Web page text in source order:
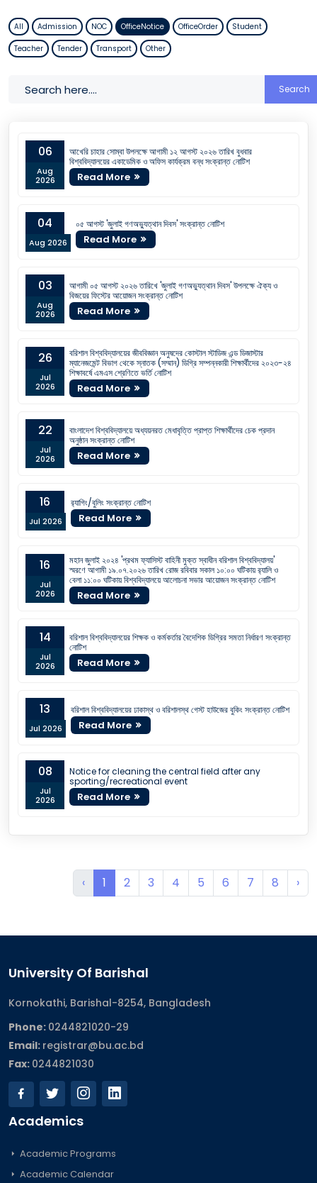
All Admission NOC OfficeNotice OfficeOrder Student
Teacher Tender Transport Other
Search
06
Aug
2026
আখেরি চাহার সোম্বা উপলক্ষে আগামী ১২ আগস্ট ২০২৬ তারিখ বুধবার
বিশ্ববিদ্যালয়ের একাডেমিক ও অফিস কার্যক্রম বন্ধ সংক্রান্ত নোটিশ
Read More
04
Aug 2026
০৫ আগস্ট 'জুলাই গণঅভ্যুত্থান দিবস' সংক্রান্ত নোটিশ
Read More
03
Aug
2026
আগামী ০৫ আগস্ট ২০২৬ তারিখে 'জুলাই গণঅভ্যুত্থান দিবস' উপলক্ষে ঐক্য ও
বিজয়ের ফিস্টের আয়োজন সংক্রান্ত নোটিশ
Read More
26
Jul
2026
বরিশাল বিশ্ববিদ্যালয়ের জীববিজ্ঞান অনুষদের কোস্টাল স্টাডিজ এন্ড ডিজাস্টার
ম্যানেজমেন্ট বিভাগ থেকে স্নাতক (সম্মান) ডিগ্রি সম্পন্নকারী শিক্ষার্থীদের ২০২৩-২৪
শিক্ষাবর্ষে এমএস শ্রেণিতে ভর্তি নোটিশ
Read More
22
Jul
2026
বাংলাদেশ বিশ্ববিদ্যালয়ে অধ্যয়নরত মেধাবৃত্তি প্রাপ্ত শিক্ষার্থীদের চেক প্রদান
অনুষ্ঠান সংক্রান্ত নোটিশ
Read More
16
Jul 2026
র‍্যাগিং/বুলিং সংক্রান্ত নোটিশ
Read More
16
Jul
2026
মহান জুলাই ২০২৪ 'প্রথম ফ্যাসিস্ট বাহিনী মুক্ত স্বাধীন বরিশাল বিশ্ববিদ্যালয়'
স্মরণে আগামী ১৯.০৭.২০২৬ তারিখ রোজ রবিবার সকাল ১০:০০ ঘটিকায় র‍্যালি ও
বেলা ১১:০০ ঘটিকায় বিশ্ববিদ্যালয়ে আলোচনা সভার আয়োজন সংক্রান্ত নোটিশ
Read More
14
Jul
2026
বরিশাল বিশ্ববিদ্যালয়ের শিক্ষক ও কর্মকর্তার বৈদেশিক ডিগ্রির সমতা নির্ধারণ সংক্রান্ত
নোটিশ
Read More
13
Jul 2026
বরিশাল বিশ্ববিদ্যালয়ের ঢাকাস্থ ও বরিশালস্থ গেস্ট হাউজের বুকিং সংক্রান্ত নোটিশ
Read More
08
Jul
2026
Notice for cleaning the central field after any
sporting/recreational event
Read More
‹ 1 2 3 4 5 6 7 8 ›
University Of Barishal
Kornokathi, Barishal-8254, Bangladesh
Phone: 0244821020‬-29
Email: registrar@bu.ac.bd
Fax: 0244821030
Academics
Academic Programs
Academic Calendar